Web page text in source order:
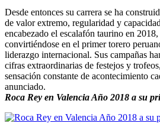
Desde entonces su carrera se ha
de valor extremo, regularidad y
encabezado el escalafón taurino en
convirtiéndose en el primer torero
liderazgo internacional. Sus campañas
cifras extraordinarias de festejos y
sensación constante de acontecimiento
anunciado.
Roca Rey en Valencia Año 2018 a su